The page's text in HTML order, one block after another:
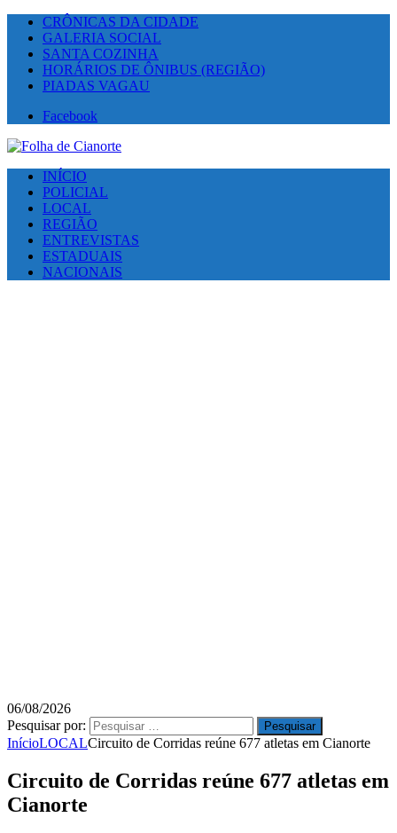
CRÔNICAS DA CIDADE
GALERIA SOCIAL
SANTA COZINHA
HORÁRIOS DE ÔNIBUS (REGIÃO)
PIADAS VAGAU
Facebook
INÍCIO
POLICIAL
LOCAL
REGIÃO
ENTREVISTAS
ESTADUAIS
NACIONAIS
06/08/2026
Pesquisar por:
InícioLOCALCircuito de Corridas reúne 677 atletas em Cianorte
Circuito de Corridas reúne 677 atletas em
Cianorte